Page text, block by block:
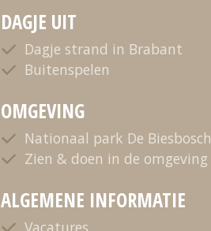
DAGJE UIT
Dagje strand in Brabant
Buitenspelen
OMGEVING
Nationaal park De Biesbosch
Zien & doen in de omgeving
ALGEMENE INFORMATIE